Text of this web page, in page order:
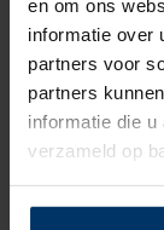
en om ons
informatie over
partners voor
partners
informatie die
verzameld op
Antislip